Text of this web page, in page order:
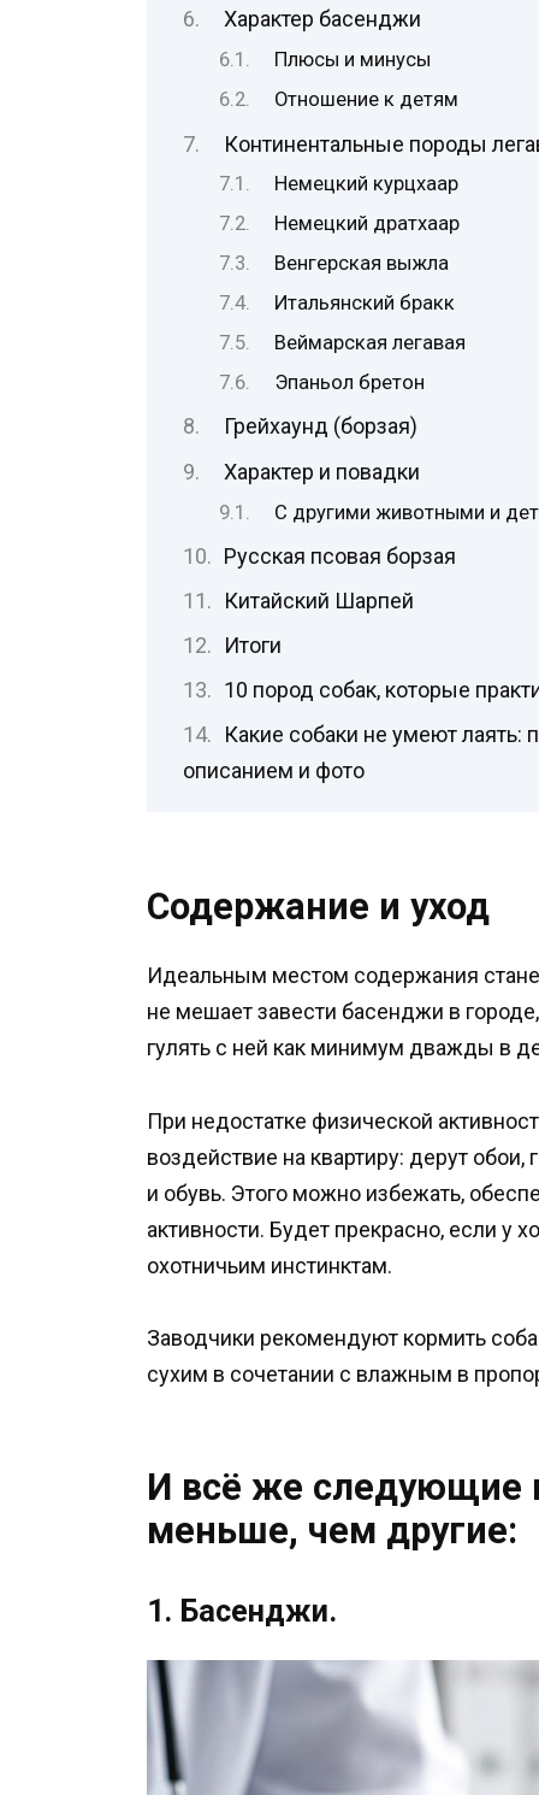
Характер басенджи
Плюсы и минусы
Отношение к детям
Континентальные породы
Немецкий курцхаар
Немецкий дратхаар
Венгерская выжла
Итальянский бракк
Веймарская легавая
Эпаньол бретон
Грейхаунд (борзая)
Характер и повадки
С другими животными и
Русская псовая борзая
Китайский Шарпей
Итоги
10 пород собак, которые
Какие собаки не умеют
описанием и фото
Содержание и уход
Идеальным местом содержания
не мешает завести басенджи в
гулять с ней как минимум дважды в
При недостатке физической
воздействие на квартиру: дерут
и обувь. Этого можно избежать,
активности. Будет прекрасно, если у
охотничьим инстинктам.
Заводчики рекомендуют кормить
сухим в сочетании с влажным в
И всё же следующие
меньше, чем другие:
1. Басенджи.